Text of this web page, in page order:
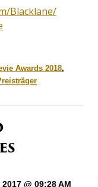
Blacklane/
Awards 2018,
@ 09:28 AM